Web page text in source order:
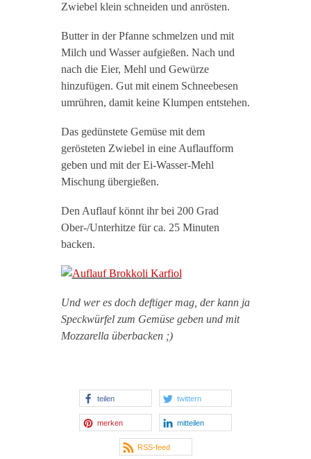
Zwiebel klein schneiden und anrösten.
Butter in der Pfanne schmelzen und mit
Milch und Wasser aufgießen. Nach und
nach die Eier, Mehl und Gewürze
hinzufügen. Gut mit einem Schneebesen
umrühren, damit keine Klumpen entstehen.
Das gedünstete Gemüse mit dem
gerösteten Zwiebel in eine Auflaufform
geben und mit der Ei-Wasser-Mehl
Mischung übergießen.
Den Auflauf könnt ihr bei 200 Grad
Ober-/Unterhitze für ca. 25 Minuten
backen.
Und wer es doch deftiger mag, der kann ja
Speckwürfel zum Gemüse geben und mit
Mozzarella überbacken ;)
teilen twittern
merken mitteilen
RSS-feed